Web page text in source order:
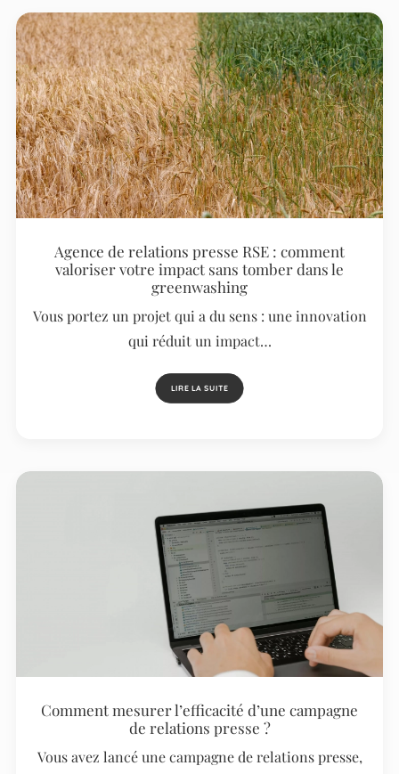
Agence de relations presse RSE : comment
valoriser votre impact sans tomber dans le
greenwashing
Vous portez un projet qui a du sens : une innovation
qui réduit un impact…
LIRE LA SUITE
Comment mesurer l’efficacité d’une campagne
de relations presse ?
Vous avez lancé une campagne de relations presse,